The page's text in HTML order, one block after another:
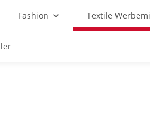
Fashion Textile